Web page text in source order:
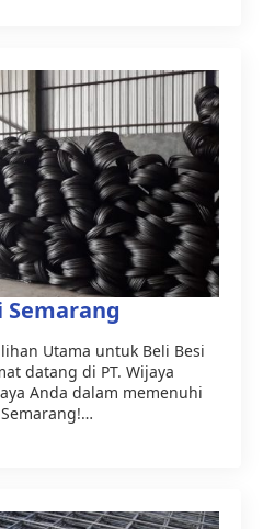
Semarang
Utama untuk Beli Besi
datang di PT. Wijaya
Anda dalam memenuhi